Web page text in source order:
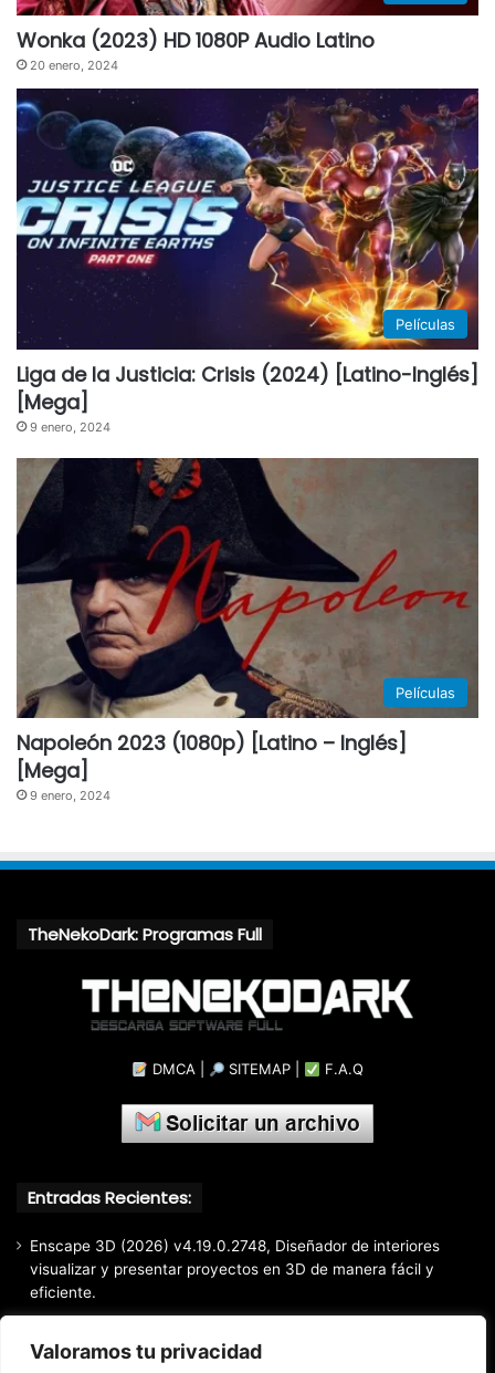
Valoramos tu privacidad
Wonka (2023) HD 1080P Audio Latino
20 enero, 2024
Películas
Liga de la Justicia: Crisis (2024) [Latino-Inglés]
[Mega]
9 enero, 2024
Películas
Napoleón 2023 (1080p) [Latino – Inglés]
[Mega]
9 enero, 2024
TheNekoDark: Programas Full
DMCA| SITEMAP F.A.Q
Entradas Recientes:
Enscape 3D (2026) v4.19.0.2748, Diseñador de interiores
visualizar y presentar proyectos en 3D de manera fácil y
eficiente.
EaseUS Partition Master Professional All Edition (2026)